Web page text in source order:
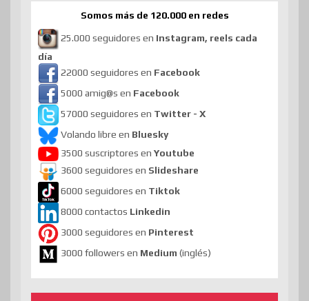
Somos más de 120.000 en redes
25.000 seguidores en Instagram, reels cada
día
22000 seguidores en Facebook
5000 amig@s en Facebook
57000 seguidores en Twitter - X
Volando libre en Bluesky
3500 suscriptores en Youtube
3600 seguidores en Slideshare
6000 seguidores en Tiktok
8000 contactos Linkedin
3000 seguidores en Pinterest
3000 followers en Medium (inglés)